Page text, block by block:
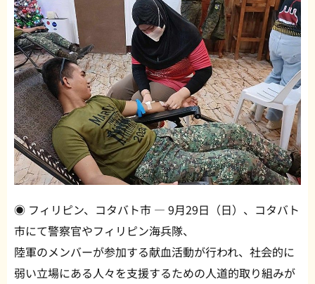
◉ フィリピン、コタバト市 — 9月29日（日）、コタバト
市にて警察官やフィリピン海兵隊、
陸軍のメンバーが参加する献血活動が行われ、社会的に
弱い立場にある人々を支援するための人道的取り組みが